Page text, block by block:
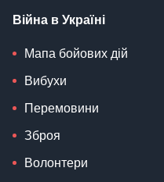
Війна в Україні
Мапа бойових дій
Вибухи
Перемовини
Зброя
Волонтери